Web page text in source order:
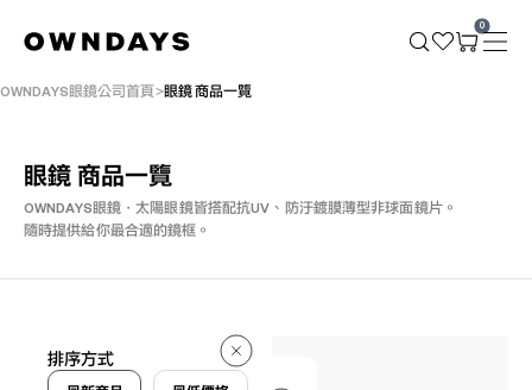
0
OWNDAYS眼鏡公司首頁 眼鏡 商品一覽
眼鏡 商品一覽
OWNDAYS眼鏡・太陽眼鏡皆搭配抗UV、防汙鍍膜薄型非球面鏡片。
隨時提供給你最合適的鏡框。
排序方式